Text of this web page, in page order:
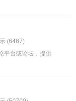
同分享。
何在不强求结
老子提出的概
过不干预、不强
和谐。在这个论坛
理念在日常生活
(6467)
平台或论坛，提供
、信息的平台。
有关。具体内容